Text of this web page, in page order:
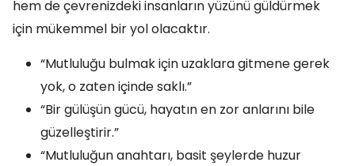
hem de çevrenizdeki insanların yüzünü güldürmek
için mükemmel bir yol olacaktır.
“Mutluluğu bulmak için uzaklara gitmene gerek
yok, o zaten içinde saklı.”
“Bir gülüşün gücü, hayatın en zor anlarını bile
güzelleştirir.”
“Mutluluğun anahtarı, basit şeylerde huzur